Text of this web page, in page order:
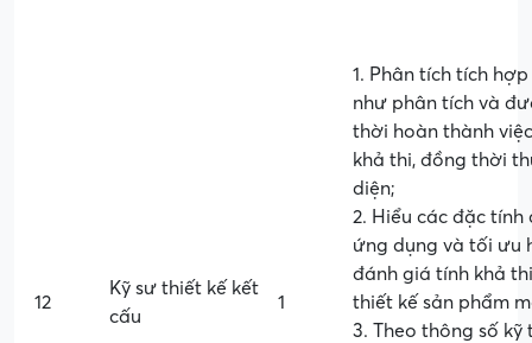
12
Kỹ sư thiết kế kết
cấu
1
1. Phân tích tích
như phân tích và
thời hoàn thành
khả thi, đồng thời
diện;
2. Hiểu các đặc
ứng dụng và tối ưu
đánh giá tính khả
thiết kế sản phẩm
3. Theo thông số